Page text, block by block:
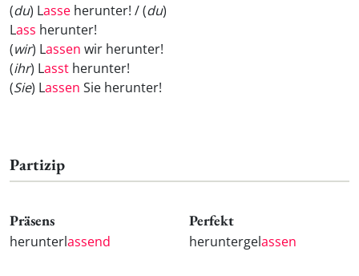
(du) Lasse herunter! / (du)
Lass herunter!
(wir) Lassen wir herunter!
(ihr) Lasst herunter!
(Sie) Lassen Sie herunter!
Partizip
Präsens
herunterlassend
Perfekt
heruntergelassen